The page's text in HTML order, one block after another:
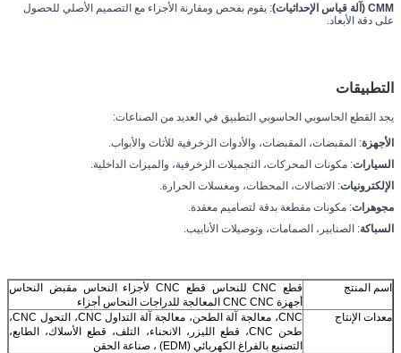
CMM (آلة قياس الإحداثيات)
: يقوم بفحص ومقارنة الأجزاء مع التصميم الأصلي للحصول
على دقة الأبعاد.
التطبيقات
يجد القطع الحاسوبي الحاسوبي التطبيق في العديد من الصناعات:
الأجهزة: المقبضات، المقبضات، والأدوات الزخرفية للأثاث والأبواب.
السيارات: مكونات المحركات، التجميلات الزخرفية، والميزات الداخلية.
الإلكترونيات: الاتصالات، المحطات، ومغسلات الحرارة.
مجوهرات: مكونات مقطعة بدقة لتصاميم معقدة.
السباكة: الصنابير، الصمامات، وتوصيلات الأنابيب.
اسم المنتج
قطع CNC للنحاس قطع CNC لأجزاء النحاس مقبض النحاس
أجهزة CNC CNC المعالجة للدراجات النحاس أجزاء
معدات الإنتاج
CNC، معالجة آلة الطحن، معالجة آلة التداول CNC، التحول CNC،
طحن CNC، قطع الليزر، الانحناء، التلف، قطع الأسلاك، الطابع،
التصنيع بالفراغ الكهربائي (EDM) ، صناعة الحقن